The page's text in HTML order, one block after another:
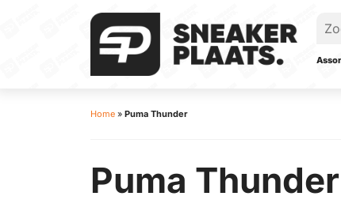
Home » Puma Thunder
Puma Thunder